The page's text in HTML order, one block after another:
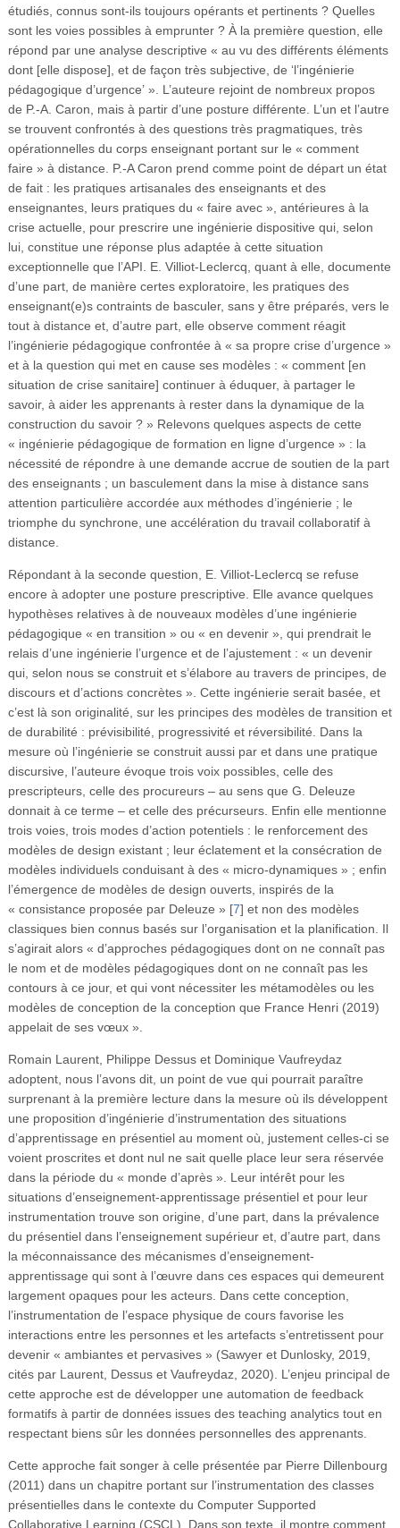
étudiés, connus sont-ils toujours opérants et pertinents ? Quelles
sont les voies possibles à emprunter ? À la première question, elle
répond par une analyse descriptive « au vu des différents éléments
dont [elle dispose], et de façon très subjective, de ‘l’ingénierie
pédagogique d’urgence’ ». L’auteure rejoint de nombreux propos
de P.-A. Caron, mais à partir d’une posture différente. L’un et l’autre
se trouvent confrontés à des questions très pragmatiques, très
opérationnelles du corps enseignant portant sur le « comment
faire » à distance. P.-A Caron prend comme point de départ un état
de fait : les pratiques artisanales des enseignants et des
enseignantes, leurs pratiques du « faire avec », antérieures à la
crise actuelle, pour prescrire une ingénierie dispositive qui, selon
lui, constitue une réponse plus adaptée à cette situation
exceptionnelle que l’API. E. Villiot-Leclercq, quant à elle, documente
d’une part, de manière certes exploratoire, les pratiques des
enseignant(e)s contraints de basculer, sans y être préparés, vers le
tout à distance et, d’autre part, elle observe comment réagit
l’ingénierie pédagogique confrontée à « sa propre crise d’urgence »
et à la question qui met en cause ses modèles : « comment [en
situation de crise sanitaire] continuer à éduquer, à partager le
savoir, à aider les apprenants à rester dans la dynamique de la
construction du savoir ? » Relevons quelques aspects de cette
« ingénierie pédagogique de formation en ligne d’urgence » : la
nécessité de répondre à une demande accrue de soutien de la part
des enseignants ; un basculement dans la mise à distance sans
attention particulière accordée aux méthodes d’ingénierie ; le
triomphe du synchrone, une accélération du travail collaboratif à
distance.
Répondant à la seconde question, E. Villiot-Leclercq se refuse
encore à adopter une posture prescriptive. Elle avance quelques
hypothèses relatives à de nouveaux modèles d’une ingénierie
pédagogique « en transition » ou « en devenir », qui prendrait le
relais d’une ingénierie l’urgence et de l’ajustement : « un devenir
qui, selon nous se construit et s’élabore au travers de principes, de
discours et d’actions concrètes ». Cette ingénierie serait basée, et
c’est là son originalité, sur les principes des modèles de transition et
de durabilité : prévisibilité, progressivité et réversibilité. Dans la
mesure où l’ingénierie se construit aussi par et dans une pratique
discursive, l’auteure évoque trois voix possibles, celle des
prescripteurs, celle des procureurs – au sens que G. Deleuze
donnait à ce terme – et celle des précurseurs. Enfin elle mentionne
trois voies, trois modes d’action potentiels : le renforcement des
modèles de design existant ; leur éclatement et la consécration de
modèles individuels conduisant à des « micro-dynamiques » ; enfin
l’émergence de modèles de design ouverts, inspirés de la
« consistance proposée par Deleuze » [7] et non des modèles
classiques bien connus basés sur l’organisation et la planification. Il
s’agirait alors « d’approches pédagogiques dont on ne connaît pas
le nom et de modèles pédagogiques dont on ne connaît pas les
contours à ce jour, et qui vont nécessiter les métamodèles ou les
modèles de conception de la conception que France Henri (2019)
appelait de ses vœux ».
Romain Laurent, Philippe Dessus et Dominique Vaufreydaz
adoptent, nous l’avons dit, un point de vue qui pourrait paraître
surprenant à la première lecture dans la mesure où ils développent
une proposition d’ingénierie d’instrumentation des situations
d’apprentissage en présentiel au moment où, justement celles-ci se
voient proscrites et dont nul ne sait quelle place leur sera réservée
dans la période du « monde d’après ». Leur intérêt pour les
situations d’enseignement-apprentissage présentiel et pour leur
instrumentation trouve son origine, d’une part, dans la prévalence
du présentiel dans l’enseignement supérieur et, d’autre part, dans
la méconnaissance des mécanismes d’enseignement-
apprentissage qui sont à l’œuvre dans ces espaces qui demeurent
largement opaques pour les acteurs. Dans cette conception,
l’instrumentation de l’espace physique de cours favorise les
interactions entre les personnes et les artefacts s’entretissent pour
devenir « ambiantes et pervasives » (Sawyer et Dunlosky, 2019,
cités par Laurent, Dessus et Vaufreydaz, 2020). L’enjeu principal de
cette approche est de développer une automation de feedback
formatifs à partir de données issues des teaching analytics tout en
respectant biens sûr les données personnelles des apprenants.
Cette approche fait songer à celle présentée par Pierre Dillenbourg
(2011) dans un chapitre portant sur l’instrumentation des classes
présentielles dans le contexte du Computer Supported
Collaborative Learning (CSCL). Dans son texte, il montre comment